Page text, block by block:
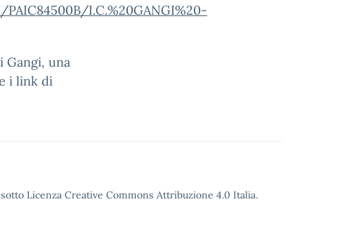
I.C.%20GANGI%20-
Gangi, una
i link di
Licenza Creative Commons Attribuzione 4.0 Italia.